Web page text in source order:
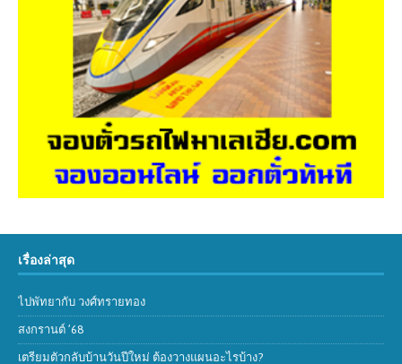
เรื่องล่าสุด
ไปพัทยากับ วงศ์ทรายทอง
สงกรานต์ ’68
เตรียมตัวกลับบ้านวันปีใหม่ ต้องวางแผนอะไรบ้าง?